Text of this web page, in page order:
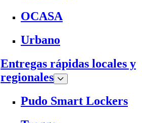
OCASA
Urbano
Entregas rápidas locales y
regionales
Pudo Smart Lockers